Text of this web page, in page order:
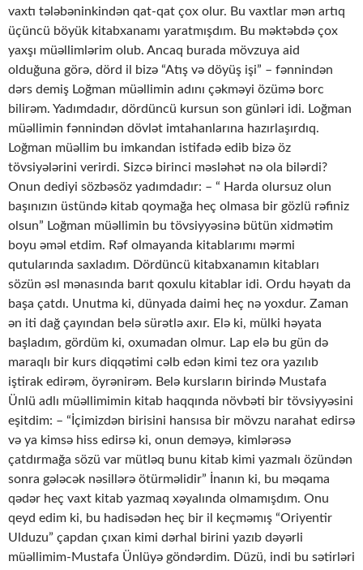
vaxtı tələbəninkindən qat-qat çox olur. Bu vaxtlar mən artıq
üçüncü böyük kitabxanamı yaratmışdım. Bu məktəbdə çox
yaxşı müəllimlərim olub. Ancaq burada mövzuya aid
olduğuna görə, dörd il bizə “Atış və döyüş işi” – fənnindən
dərs demiş Loğman müəllimin adını çəkməyi özümə borc
bilirəm. Yadımdadır, dördüncü kursun son günləri idi. Loğman
müəllimin fənnindən dövlət imtahanlarına hazırlaşırdıq.
Loğman müəllim bu imkandan istifadə edib bizə öz
tövsiyələrini verirdi. Sizcə birinci məsləhət nə ola bilərdi?
Onun dediyi sözbəsöz yadımdadır: – “ Harda olursuz olun
başınızın üstündə kitab qoymağa heç olmasa bir gözlü rəfiniz
olsun” Loğman müəllimin bu tövsiyyəsinə bütün xidmətim
boyu əməl etdim. Rəf olmayanda kitablarımı mərmi
qutularında saxladım. Dördüncü kitabxanamın kitabları
sözün əsl mənasında barıt qoxulu kitablar idi. Ordu həyatı da
başa çatdı. Unutma ki, dünyada daimi heç nə yoxdur. Zaman
ən iti dağ çayından belə sürətlə axır. Elə ki, mülki həyata
başladım, gördüm ki, oxumadan olmur. Lap elə bu gün də
maraqlı bir kurs diqqətimi cəlb edən kimi tez ora yazılıb
iştirak edirəm, öyrənirəm. Belə kursların birində Mustafa
Ünlü adlı müəllimimin kitab haqqında növbəti bir tövsiyyəsini
eşitdim: – “İçimizdən birisini hansısa bir mövzu narahat edirsə
və ya kimsə hiss edirsə ki, onun deməyə, kimlərəsə
çatdırmağa sözü var mütləq bunu kitab kimi yazmalı özündən
sonra gələcək nəsillərə ötürməlidir” İnanın ki, bu məqama
qədər heç vaxt kitab yazmaq xəyalında olmamışdım. Onu
qeyd edim ki, bu hadisədən heç bir il keçməmış “Oriyentir
Ulduzu” çapdan çıxan kimi dərhal birini yazıb dəyərli
müəllimim-Mustafa Ünlüyə göndərdim. Düzü, indi bu sətirləri